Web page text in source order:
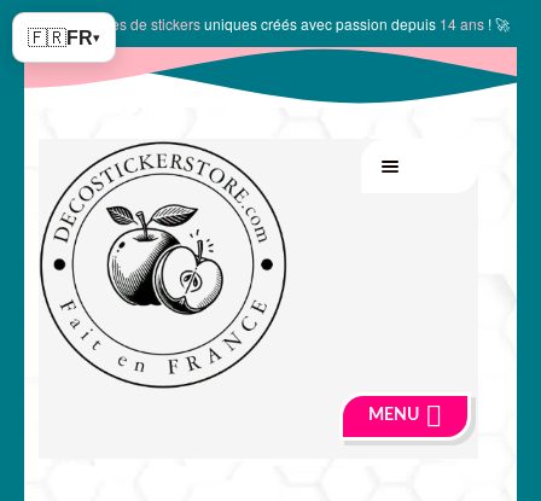
🇫🇷FR▾
✨ 10150 modèles de stickersuniques créés avec passion depuis 14 ans! 🚀
la
navigation
contenu
MENU